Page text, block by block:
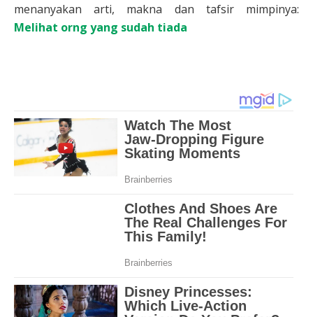
menanyakan arti, makna dan tafsir mimpinya:
Melihat orng yang sudah tiada